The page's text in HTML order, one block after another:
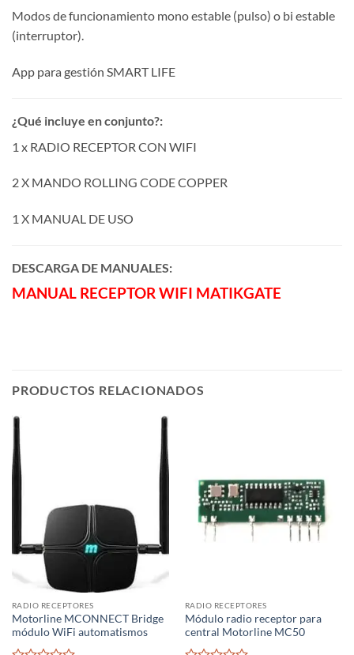
Modos de funcionamiento mono estable (pulso) o bi estable
(interruptor).
App para gestión SMART LIFE
¿Qué incluye en conjunto?:
1 x RADIO RECEPTOR CON WIFI
2 X MANDO ROLLING CODE COPPER
1 X MANUAL DE USO
DESCARGA DE MANUALES:
MANUAL RECEPTOR WIFI MATIKGATE
PRODUCTOS RELACIONADOS
RADIO RECEPTORES
Motorline MCONNECT Bridge
módulo WiFi automatismos
RADIO RECEPTORES
Módulo radio receptor para
central Motorline MC50